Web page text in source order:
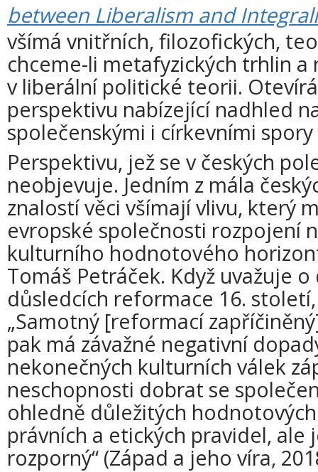
between Liberalism and
všímá vnitřních, filozofických,
chceme-li metafyzických trhlin a
v liberální politické teorii.
perspektivu nabízející nadhled
společenskými i církevními
Perspektivu, jež se v českých
neobjevuje. Jedním z mála
znalostí věci všímají vlivu, který
evropské společnosti rozpojení
kulturního hodnotového
Tomáš Petráček. Když uvažuje
důsledcích reformace 16.
„Samotný [reformací
pak má závažné negativní
nekonečných kulturních válek
neschopnosti dobrat se
ohledně důležitých
právních a etických pravidel, ale
rozporný“ (Západ a jeho víra,